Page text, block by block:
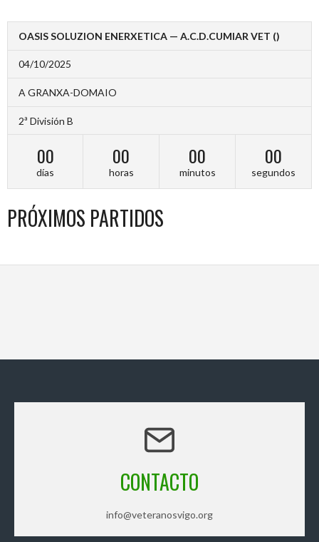
OASIS SOLUZION ENERXETICA — A.C.D.CUMIAR VET ()
04/10/2025
A GRANXA-DOMAIO
2ª División B
00
días
00
horas
00
minutos
00
segundos
PRÓXIMOS PARTIDOS
CONTACTO
info@veteranosvigo.org